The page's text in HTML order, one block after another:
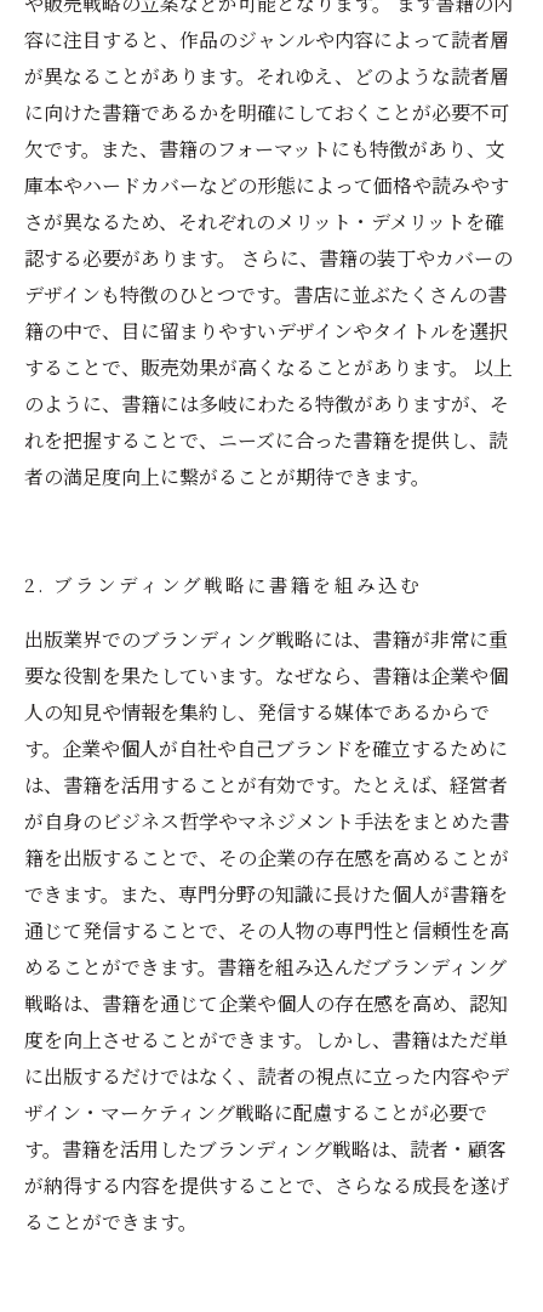
容に注目すると、作品のジャンルや内容によって読者層
が異なることがあります。それゆえ、どのような読者層
に向けた書籍であるかを明確にしておくことが必要不可
欠です。また、書籍のフォーマットにも特徴があり、文
庫本やハードカバーなどの形態によって価格や読みやす
さが異なるため、それぞれのメリット・デメリットを確
認する必要があります。 さらに、書籍の装丁やカバーの
デザインも特徴のひとつです。書店に並ぶたくさんの書
籍の中で、目に留まりやすいデザインやタイトルを選択
することで、販売効果が高くなることがあります。 以上
のように、書籍には多岐にわたる特徴がありますが、そ
れを把握することで、ニーズに合った書籍を提供し、読
者の満足度向上に繋がることが期待できます。
2. ブランディング戦略に書籍を組み込む
出版業界でのブランディング戦略には、書籍が非常に重
要な役割を果たしています。なぜなら、書籍は企業や個
人の知見や情報を集約し、発信する媒体であるからで
す。企業や個人が自社や自己ブランドを確立するために
は、書籍を活用することが有効です。たとえば、経営者
が自身のビジネス哲学やマネジメント手法をまとめた書
籍を出版することで、その企業の存在感を高めることが
できます。また、専門分野の知識に長けた個人が書籍を
通じて発信することで、その人物の専門性と信頼性を高
めることができます。書籍を組み込んだブランディング
戦略は、書籍を通じて企業や個人の存在感を高め、認知
度を向上させることができます。しかし、書籍はただ単
に出版するだけではなく、読者の視点に立った内容やデ
ザイン・マーケティング戦略に配慮することが必要で
す。書籍を活用したブランディング戦略は、読者・顧客
が納得する内容を提供することで、さらなる成長を遂げ
ることができます。